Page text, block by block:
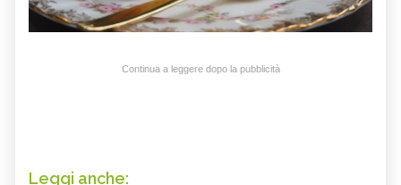
Continua a leggere dopo la pubblicità
Leggi anche: